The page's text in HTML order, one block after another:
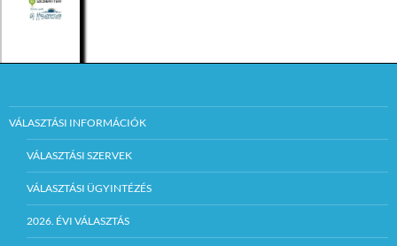
VÁLASZTÁSI INFORMÁCIÓK
VÁLASZTÁSI SZERVEK
VÁLASZTÁSI ÜGYINTÉZÉS
2026. ÉVI VÁLASZTÁS